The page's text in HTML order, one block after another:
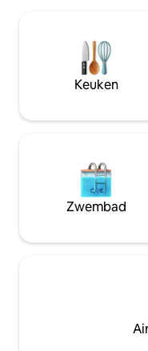
golven voelen en
ochtendkoffie, of een
meubels, met
ontspannen. Welkom
Keuken
Zwembad